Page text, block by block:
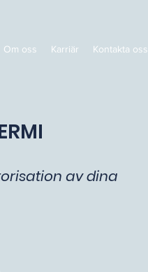
Om oss Karriär Kontakta oss
av dina